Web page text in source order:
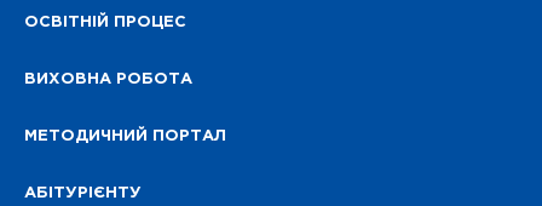
ОСВІТНІЙ ПРОЦЕС
ВИХОВНА РОБОТА
МЕТОДИЧНИЙ ПОРТАЛ
АБІТУРІЄНТУ